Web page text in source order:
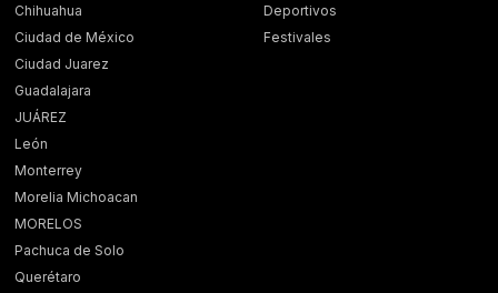
Chihuahua
Ciudad de México
Ciudad Juarez
Guadalajara
JUÁREZ
León
Monterrey
Morelia Michoacan
MORELOS
Pachuca de Solo
Querétaro
Deportivos
Festivales